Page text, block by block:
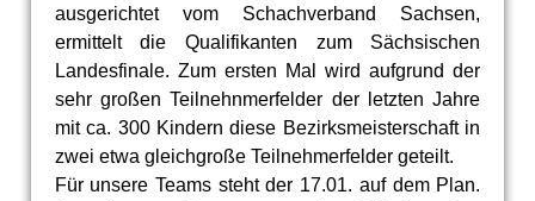
ausgerichtet vom Schachverband Sachsen,
ermittelt die Qualifikanten zum Sächsischen
Landesfinale. Zum ersten Mal wird aufgrund der
sehr großen Teilnehnmerfelder der letzten Jahre
mit ca. 300 Kindern diese Bezirksmeisterschaft in
zwei etwa gleichgroße Teilnehmerfelder geteilt.
Für unsere Teams steht der 17.01. auf dem Plan.